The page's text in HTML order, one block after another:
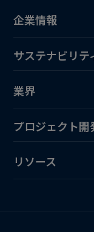
企業情報
サステナビリテ
業界
プロジェクト開
リソース